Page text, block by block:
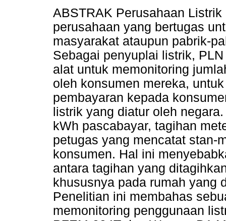
ABSTRAK Perusahaan
perusahaan yang bertugas
masyarakat ataupun pabrik-
Sebagai penyuplai listrik,
alat untuk memonitoring
oleh konsumen mereka,
pembayaran kepada
listrik yang diatur oleh
kWh pascabayar, tagihan
petugas yang mencatat stan-
konsumen. Hal ini
antara tagihan yang
khususnya pada rumah yang
Penelitian ini membahas
memonitoring penggunaan